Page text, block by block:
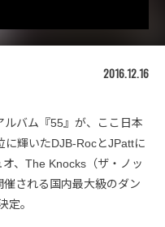
2016.12.16
ルバム『55』が、ここ日本
に輝いたDJB-RocとJPattに
、The Knocks（ザ・ノッ
される国内最大級のダン
定。